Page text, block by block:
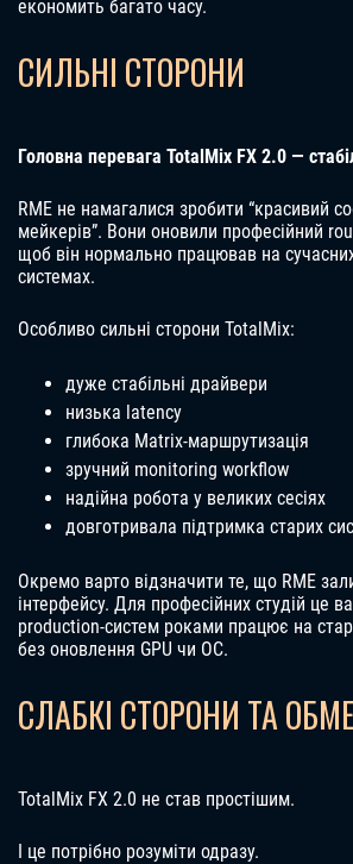
економить багато часу.
СИЛЬНІ СТОРОНИ
Головна перевага TotalMix FX 2.0 —
RME не намагалися зробити “красивий
мейкерів”. Вони оновили професійний
щоб він нормально працював на
системах.
Особливо сильні сторони TotalMix:
дуже стабільні драйвери
низька latency
глибока Matrix-маршрутизація
зручний monitoring workflow
надійна робота у великих сесіях
довготривала підтримка старих
Окремо варто відзначити те, що RME
інтерфейсу. Для професійних студій це
production-систем роками працює на
без оновлення GPU чи ОС.
СЛАБКІ СТОРОНИ ТА
TotalMix FX 2.0 не став простішим.
І це потрібно розуміти одразу.